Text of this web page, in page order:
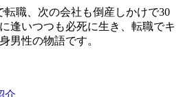
転職、次の会社も倒産しかけで30
逢いつつも必死に生き、転職でキ
男性の物語です。
介